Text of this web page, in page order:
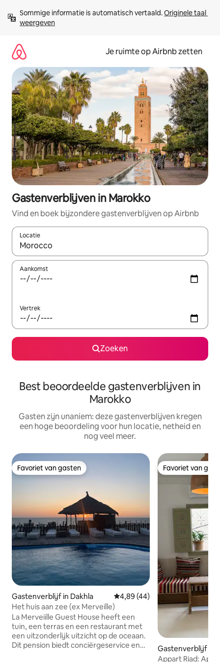
direct
naar
Sommige informatie is automatisch vertaald. Originele taal
weergeven
Je ruimte op Airbnb zetten
Gastenverblijven in Marokko
Vind en boek bijzondere gastenverblijven op Airbnb
Locatie
Wanneer er suggesties beschikbaar zijn, maak je een keuze
Aankomst
Vertrek
Zoeken
Best beoordeelde gastenverblijven in
Marokko
Gasten zijn unaniem: deze gastenverblijven kregen
een hoge beoordeling voor hun locatie, netheid en
nog veel meer.
Favoriet van gasten
Favoriet van gasten
Gastenverblijf in Dakhla Gemiddelde beoordeling van
4,89 (44)
Het huis aan zee (ex Merveille)
La Merveiille Guest House heeft een
tuin, een terras en een restaurant met
een uitzonderlijk uitzicht op de oceaan.
Dit pension biedt conciërgeservice en
Favoriet van
Favoriet van
Gastenverblijf in
Appart Riad: